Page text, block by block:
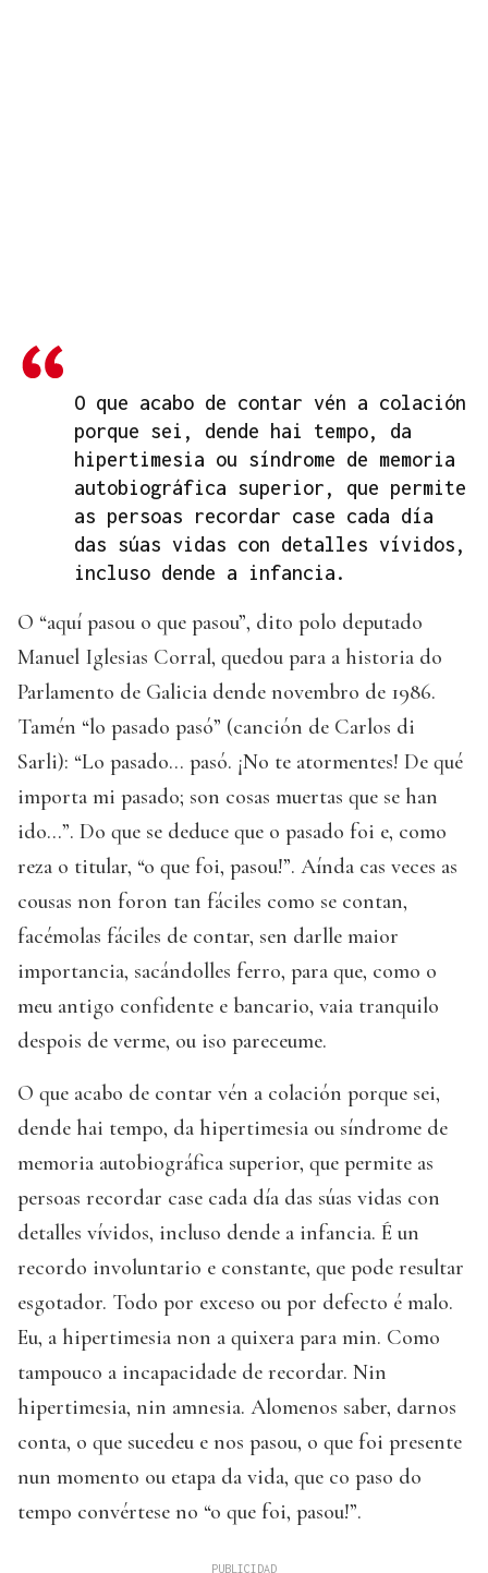
O que acabo de contar vén a colación
porque sei, dende hai tempo, da
hipertimesia ou síndrome de memoria
autobiográfica superior, que permite
as persoas recordar case cada día
das súas vidas con detalles vívidos,
incluso dende a infancia.
O “aquí pasou o que pasou”, dito polo deputado
Manuel Iglesias Corral, quedou para a historia do
Parlamento de Galicia dende novembro de 1986.
Tamén “lo pasado pasó” (canción de Carlos di
Sarli): “Lo pasado… pasó. ¡No te atormentes! De qué
importa mi pasado; son cosas muertas que se han
ido…”. Do que se deduce que o pasado foi e, como
reza o titular, “o que foi, pasou!”. Aínda cas veces as
cousas non foron tan fáciles como se contan,
facémolas fáciles de contar, sen darlle maior
importancia, sacándolles ferro, para que, como o
meu antigo confidente e bancario, vaia tranquilo
despois de verme, ou iso pareceume.
O que acabo de contar vén a colación porque sei,
dende hai tempo, da hipertimesia ou síndrome de
memoria autobiográfica superior, que permite as
persoas recordar case cada día das súas vidas con
detalles vívidos, incluso dende a infancia. É un
recordo involuntario e constante, que pode resultar
esgotador. Todo por exceso ou por defecto é malo.
Eu, a hipertimesia non a quixera para min. Como
tampouco a incapacidade de recordar. Nin
hipertimesia, nin amnesia. Alomenos saber, darnos
conta, o que sucedeu e nos pasou, o que foi presente
nun momento ou etapa da vida, que co paso do
tempo convértese no “o que foi, pasou!”.